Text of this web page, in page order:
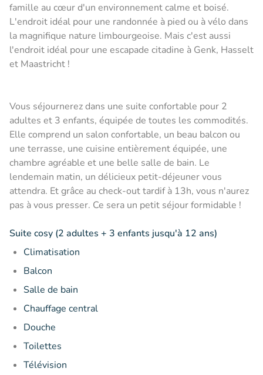
famille au cœur d'un environnement calme et boisé.
L'endroit idéal pour une randonnée à pied ou à vélo dans
la magnifique nature limbourgeoise. Mais c'est aussi
l'endroit idéal pour une escapade citadine à Genk, Hasselt
et Maastricht !
Vous séjournerez dans une suite confortable pour 2
adultes et 3 enfants, équipée de toutes les commodités.
Elle comprend un salon confortable, un beau balcon ou
une terrasse, une cuisine entièrement équipée, une
chambre agréable et une belle salle de bain. Le
lendemain matin, un délicieux petit-déjeuner vous
attendra. Et grâce au check-out tardif à 13h, vous n'aurez
pas à vous presser. Ce sera un petit séjour formidable !
Suite cosy (2 adultes + 3 enfants jusqu'à 12 ans)
Climatisation
Balcon
Salle de bain
Chauffage central
Douche
Toilettes
Télévision